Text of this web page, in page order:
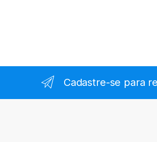
Cadastre-se para